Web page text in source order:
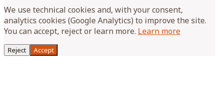
We use technical cookies and, with your consent,
analytics cookies (Google Analytics) to improve the site.
You can accept, reject or learn more. Learn more
Reject Accept